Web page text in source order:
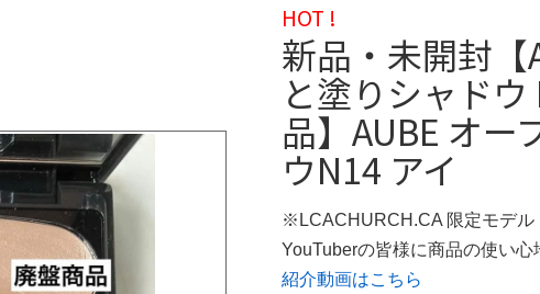
HOT !
新品・未開封【
と塗りシャド
品】AUBE オー
ウN14 アイ
※LCACHURCH.CA 限定モデル
YouTuberの皆様に商品の使い心
紹介動画はこちら